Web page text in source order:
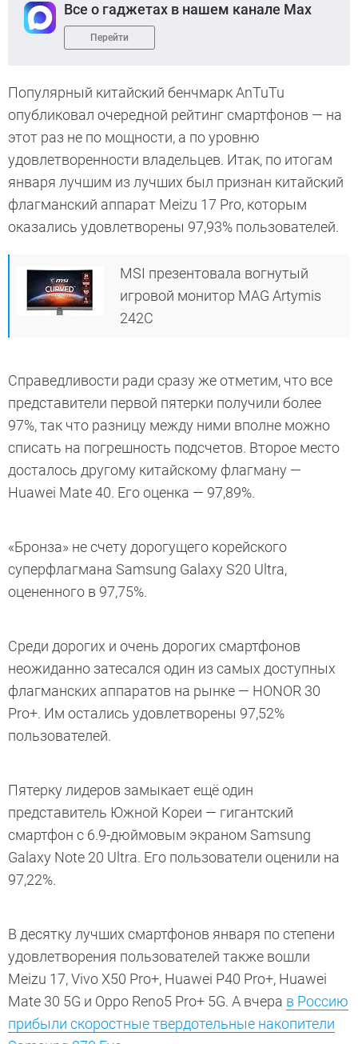
Все о гаджетах в нашем канале Max
Перейти
Популярный китайский бенчмарк AnTuTu
опубликовал очередной рейтинг смартфонов — на
этот раз не по мощности, а по уровню
удовлетворенности владельцев. Итак, по итогам
января лучшим из лучших был признан китайский
флагманский аппарат Meizu 17 Pro, которым
оказались удовлетворены 97,93% пользователей.
MSI презентовала вогнутый
игровой монитор MAG Artymis
242C
Справедливости ради сразу же отметим, что все
представители первой пятерки получили более
97%, так что разницу между ними вполне можно
списать на погрешность подсчетов. Второе место
досталось другому китайскому флагману —
Huawei Mate 40. Его оценка — 97,89%.
«Бронза» не счету дорогущего корейского
суперфлагмана Samsung Galaxy S20 Ultra,
оцененного в 97,75%.
Среди дорогих и очень дорогих смартфонов
неожиданно затесался один из самых доступных
флагманских аппаратов на рынке — HONOR 30
Pro+. Им остались удовлетворены 97,52%
пользователей.
Пятерку лидеров замыкает ещё один
представитель Южной Кореи — гигантский
смартфон с 6.9-дюймовым экраном Samsung
Galaxy Note 20 Ultra. Его пользователи оценили на
97,22%.
В десятку лучших смартфонов января по степени
удовлетворения пользователей также вошли
Meizu 17, Vivo X50 Pro+, Huawei P40 Pro+, Huawei
Mate 30 5G и Oppo Reno5 Pro+ 5G. А вчера в Россию
прибыли скоростные твердотельные накопители